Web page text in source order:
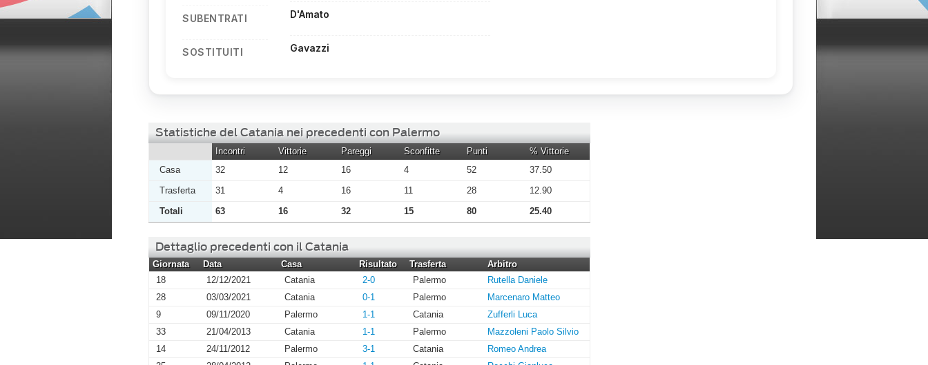
SUBENTRATI D'Amato
SOSTITUITI Gavazzi
Statistiche del Catania nei precedenti con Palermo
Incontri Vittorie Pareggi Sconfitte Punti
% Vittorie
Casa
32 12 16 4 52
37.50
Trasferta
31 4 16 11 28
12.90
Totali
63 16 32 15 80 25.40
Dettaglio precedenti con il Catania
Giornata Data Casa Risultato Trasferta
Arbitro
18
12/12/2021 Catania 2-0 Palermo
Rutella Daniele
28
03/03/2021 Catania 0-1 Palermo
Marcenaro Matteo
9
09/11/2020 Palermo 1-1 Catania
Zufferli Luca
33
21/04/2013 Catania 1-1 Palermo
Mazzoleni Paolo Silvio
14
24/11/2012 Palermo 3-1 Catania
Romeo Andrea